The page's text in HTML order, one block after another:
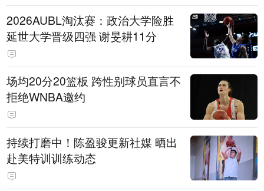
2026AUBL淘汰赛：政治大学险胜
延世大学晋级四强 谢旻耕11分
场均20分20篮板 跨性别球员直言不
拒绝WNBA邀约
持续打磨中！陈盈骏更新社媒 晒出
赴美特训训练动态